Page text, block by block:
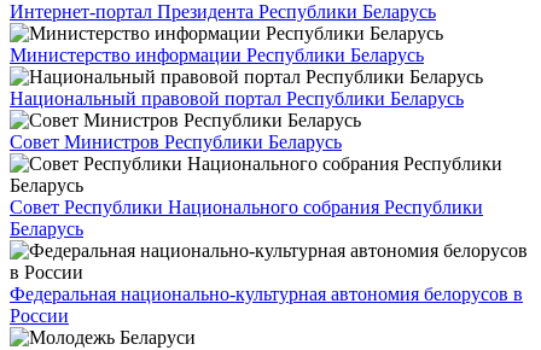
Интернет-портал Президента Республики Беларусь
Министерство информации Республики Беларусь
Национальный правовой портал Республики Беларусь
Совет Министров Республики Беларусь
Совет Республики Национального собрания Республики
Беларусь
Федеральная национально-культурная автономия белорусов в
России